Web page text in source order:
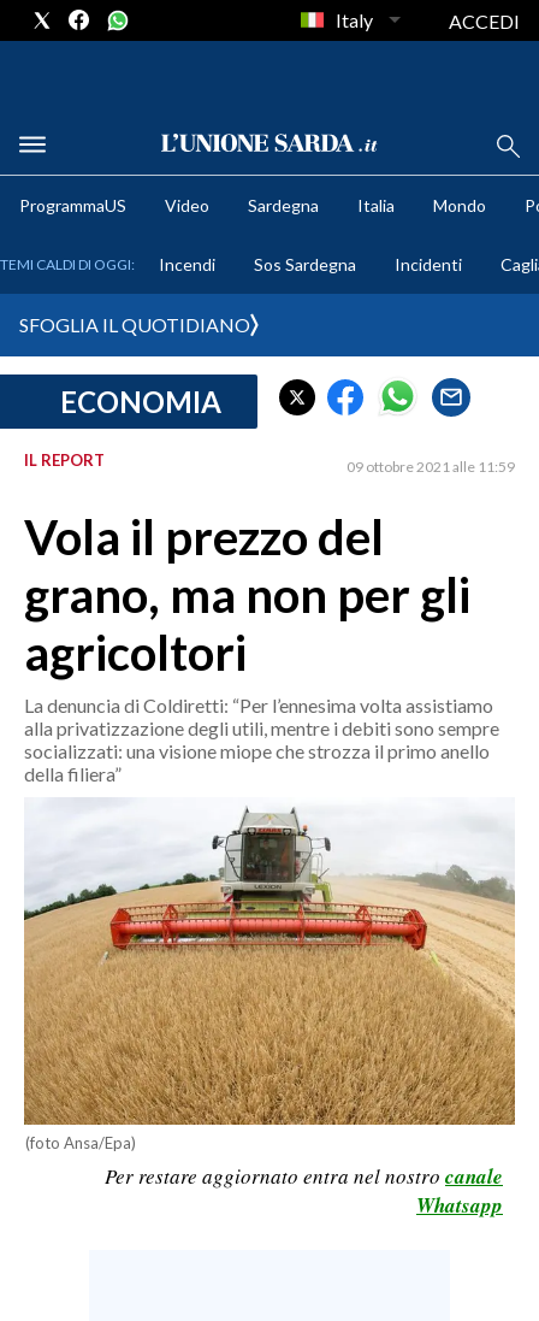
METEO
CRONACA SARDEGNA
MEDIO CAMPIDANO
ORISTANO E PROVINCIA
SASSARI E PROVINCIA
GALLURA
OGLIASTRA
AGENDA
MONDO
POLITICA
ECONOMIA
SERVIZI ALLE IMPRESE
LAVORO
BANDI
Italy ACCEDI
ProgrammaUS Video Sardegna Italia Mondo
TEMI CALDI DI OGGI: Incendi Sos Sardegna Incidenti
SFOGLIA IL QUOTIDIANO
ECONOMIA
IL REPORT 09 ottobre 2021 alle 11:59
Vola il prezzo del
grano, ma non per gli
agricoltori
La denuncia di Coldiretti: “Per l’ennesima volta assistiamo
alla privatizzazione degli utili, mentre i debiti sono sempre
socializzati: una visione miope che strozza il primo anello
della filiera”
(foto Ansa/Epa)
Per restare aggiornato entra nel nostro canale
Whatsapp